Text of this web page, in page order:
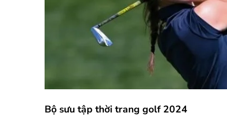
Bộ sưu tập thời trang golf 2024